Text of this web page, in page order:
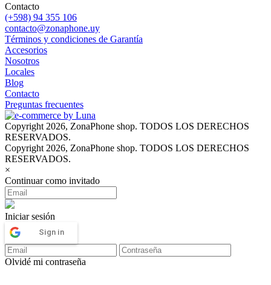
Contacto
(+598) 94 355 106
contacto@zonaphone.uy
Términos y condiciones de Garantía
Accesorios
Nosotros
Locales
Blog
Contacto
Preguntas frecuentes
Copyright 2026, ZonaPhone shop. TODOS LOS DERECHOS
RESERVADOS.
Copyright 2026, ZonaPhone shop. TODOS LOS DERECHOS
RESERVADOS.
×
Continuar como invitado
Iniciar sesión
Sign in
Olvidé mi contraseña